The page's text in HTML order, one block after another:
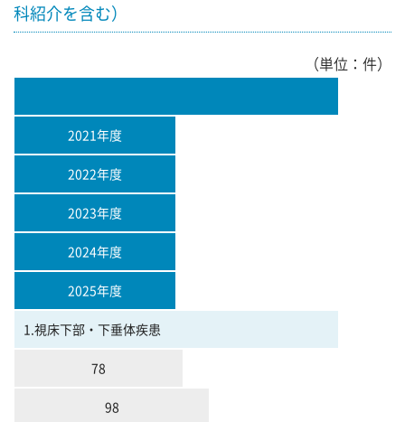
科紹介を含む）
（単位：件）
2021年度
2022年度
2023年度
2024年度
2025年度
1.視床下部・下垂体疾患
78
98